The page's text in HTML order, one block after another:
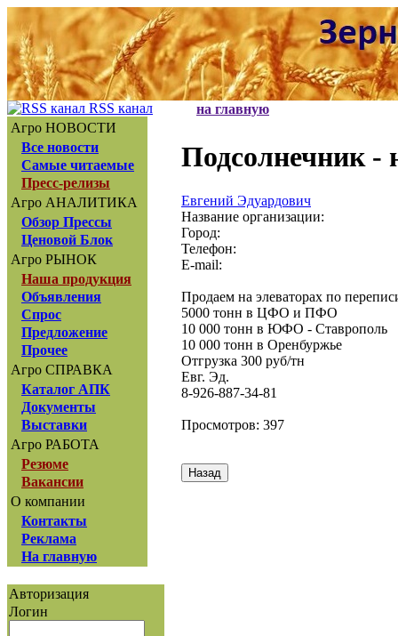
RSS канал
Агро НОВОСТИ
Все новости
Самые читаемые
Пресс-релизы
Агро АНАЛИТИКА
Обзор Прессы
Ценовой Блок
Агро РЫНОК
Наша продукция
Объявления
Спрос
Предложение
Прочее
Агро СПРАВКА
Каталог АПК
Документы
Выставки
Агро РАБОТА
Резюме
Вакансии
О компании
Контакты
Реклама
На главную
Авторизация
Логин
на главную
Подсолнечник -
Евгений Эдуардович
Название организации:
Город:
Телефон:
E-mail:
Продаем на элеваторах по
5000 тонн в ЦФО и ПФО
10 000 тонн в ЮФО - Ставрополь
10 000 тонн в Оренбуржье
Отгрузка 300 руб/тн
Евг. Эд.
8-926-887-34-81
Просмотров: 397